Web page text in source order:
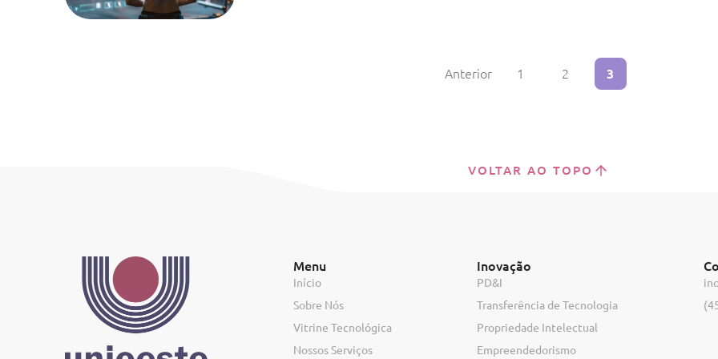
Anterior 1 2 3
VOLTAR AO TOPO
Menu
Início
Sobre Nós
Vitrine Tecnológica
Nossos Serviços
Inovação
PD&I
Transferência de Tecnologia
Propriedade Intelectual
Empreendedorismo